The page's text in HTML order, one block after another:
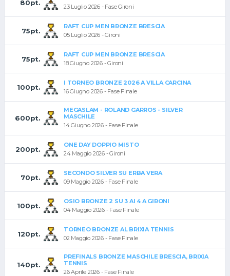
80pt.
23 Luglio 2026 - Fase Gironi
75pt.
RAFT CUP MEN BRONZE BRESCIA
05 Luglio 2026 - Gironi
75pt.
RAFT CUP MEN BRONZE BRESCIA
18 Giugno 2026 - Gironi
100pt.
I TORNEO BRONZE 2026 A VILLA CARCINA
16 Giugno 2026 - Fase Finale
600pt.
MEGASLAM - ROLAND GARROS - SILVER
MASCHILE
14 Giugno 2026 - Fase Finale
200pt.
ONE DAY DOPPIO MISTO
24 Maggio 2026 - Gironi
70pt.
SECONDO SILVER SU ERBA VERA
09 Maggio 2026 - Fase Finale
100pt.
OSIO BRONZE 2 SU 3 AI 4 A GIRONI
04 Maggio 2026 - Fase Finale
120pt.
TORNEO BRONZE AL BRIXIA TENNIS
02 Maggio 2026 - Fase Finale
140pt.
PREFINALS BRONZE MASCHILE BRESCIA, BRIXIA
TENNIS
26 Aprile 2026 - Fase Finale